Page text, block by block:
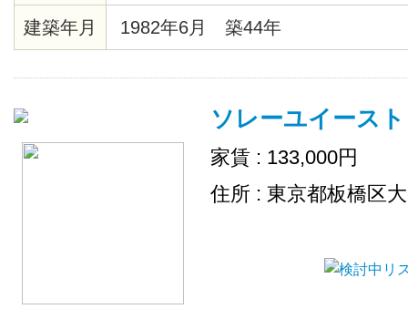
建築年月 1982年6月 築44年
ソレーユイース
家賃 : 133,000円
住所 : 東京都板橋区